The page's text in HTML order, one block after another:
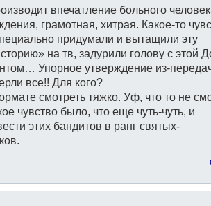
впечатление больного
грамотная, хитрая. Какое-то
придумали и вытащили эту
на тв, задурили голову с этой
Упорное утверждение из-
все!! Для кого?
смотреть тяжко. Уф, что то не
чувство было, что еще чуть-чуть, и
этих бандитов в ранг святых-